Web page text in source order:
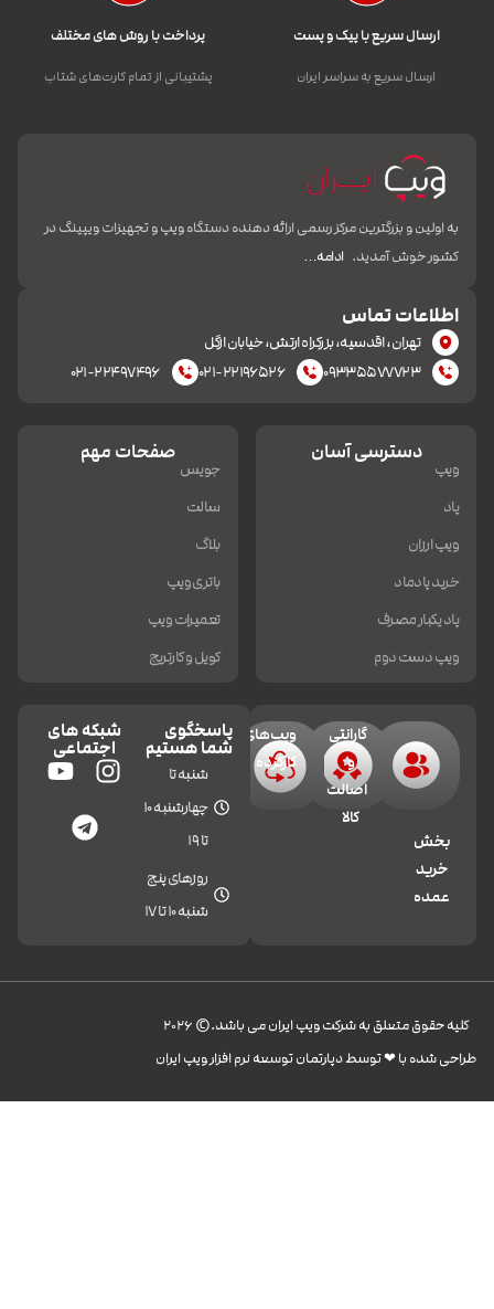
ارسال سریع با پیک و پست
ارسال سریع به سراسر ایران
پرداخت با روش های مختلف
پشتیبانی از تمام کارت‌های شتاب
به اولین و بزرگترین مرکز رسمی ارائه دهنده دستگاه ویپ و تجهیزات ویپینگ در
کشور خوش آمدید. ادامه…
اطلاعات تماس
تهران، اقدسیه، بزرکراه ارتش، خیابان ازگل
۰۹۳۳۵۵۷۷۷۲۳
۰۲۱-۲۲۱۹۶۵۲۶ ۰۲۱-۲۲۴۹۷۴۹۶
دسترسی آسان
ویپ
پاد
ویپ ارزان
خرید پادماد
پاد یکبار مصرف
ویپ دست دوم
صفحات مهم
جویس
سالت
بلاگ
باتری ویپ
تعمیرات ویپ
کویل و کارتریج
بخش
خرید
عمده
گارانتی
و
اصالت
کالا
ویپ‌های
کارکرده
پاسخگوی
شما هستیم
شنبه تا
چهارشنبه 10
تا 19
روزهای پنج
شنبه 10 تا 17
شبکه های
اجتماعی
کليه حقوق متعلق به شرکت ویپ ایران می باشد.© 2026
طراحی شده با ❤︎ توسط دپارتمان توسعه نرم افزار ویپ ایران